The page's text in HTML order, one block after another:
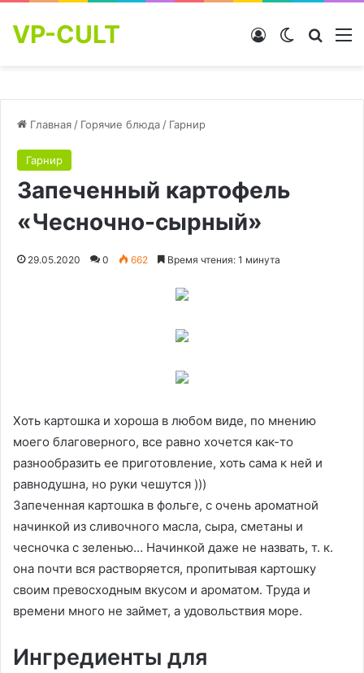
VP-CULT Switch skin
Войти
Главная / Горячие блюда / Гарнир
Гарнир
Запеченный картофель
«Чесночно-сырный»
29.05.2020 0 662 Время чтения: 1 минута
Хоть картошка и хороша в любом виде, по мнению
моего благоверного, все равно хочется как-то
разнообразить ее приготовление, хоть сама к ней и
равнодушна, но руки чешутся )))
Запеченная картошка в фольге, с очень ароматной
начинкой из сливочного масла, сыра, сметаны и
чесночка с зеленью… Начинкой даже не назвать, т. к.
она почти вся растворяется, пропитывая картошку
своим превосходным вкусом и ароматом. Труда и
времени много не займет, а удовольствия море.
Ингредиенты для